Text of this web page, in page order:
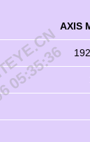
AXIS